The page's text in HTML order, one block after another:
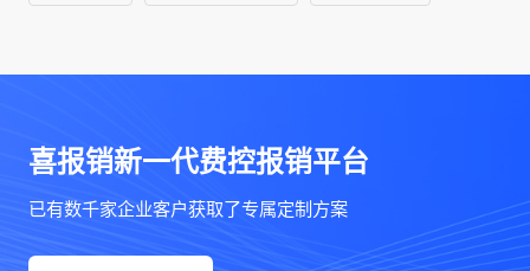
喜报销新一代费控报销平台
已有数千家企业客户获取了专属定制方案